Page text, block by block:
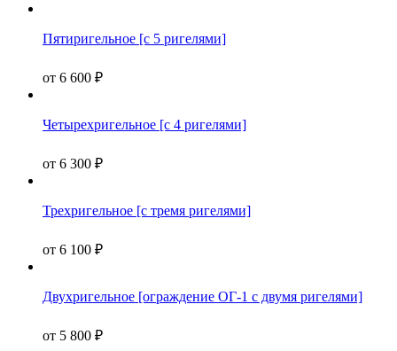
Пятиригельное [с 5 ригелями]
от 6 600 ₽
Четырехригельное [с 4 ригелями]
от 6 300 ₽
Трехригельное [с тремя ригелями]
от 6 100 ₽
Двухригельное [ограждение ОГ-1 с двумя ригелями]
от 5 800 ₽